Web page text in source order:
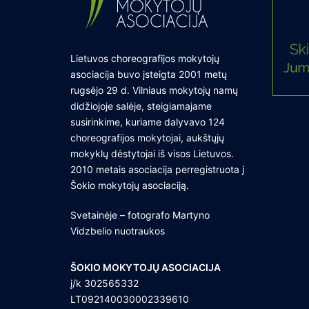
Lietuvos choreografijos mokytojų
asociacija buvo įsteigta 2001 metų
rugsėjo 29 d. Vilniaus mokytojų namų
didžiojoje salėje, steigiamajame
susirinkime, kuriame dalyvavo 124
choreografijos mokytojai, aukštųjų
mokyklų dėstytojai iš visos Lietuvos.
2010 metais asociacija perregistruota į
Šokio mokytojų asociaciją.
Svetainėje – fotografo Martyno
Vidzbelio nuotraukos
ŠOKIO MOKYTOJŲ ASOCIACIJA
į/k 302565332
LT092140030002339610